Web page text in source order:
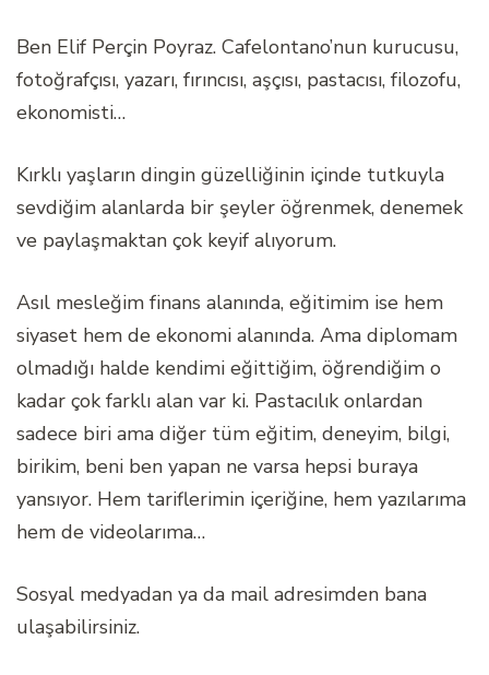
Ben Elif Perçin Poyraz. Cafelontano’nun kurucusu,
fotoğrafçısı, yazarı, fırıncısı, aşçısı, pastacısı, filozofu,
ekonomisti…
Kırklı yaşların dingin güzelliğinin içinde tutkuyla
sevdiğim alanlarda bir şeyler öğrenmek, denemek
ve paylaşmaktan çok keyif alıyorum.
Asıl mesleğim finans alanında, eğitimim ise hem
siyaset hem de ekonomi alanında. Ama diplomam
olmadığı halde kendimi eğittiğim, öğrendiğim o
kadar çok farklı alan var ki. Pastacılık onlardan
sadece biri ama diğer tüm eğitim, deneyim, bilgi,
birikim, beni ben yapan ne varsa hepsi buraya
yansıyor. Hem tariflerimin içeriğine, hem yazılarıma
hem de videolarıma…
Sosyal medyadan ya da mail adresimden bana
ulaşabilirsiniz.